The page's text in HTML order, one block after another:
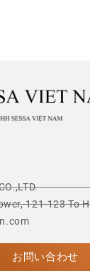
121-123 To
お問い合わせ